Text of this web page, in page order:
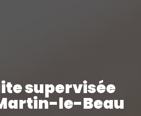
supervisée
le-Beau